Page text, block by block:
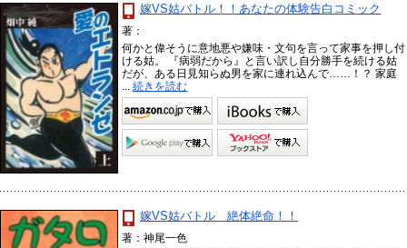
嫁VS姑バトル！！あなたの体験告白コミック
著：
何かと偉そうに意地悪や嫌味・文句を言って家事を押し付
ける姑。 『病弱だから』と言い訳し自分勝手を続ける姑
だが、ある日見知らぬ男を家に連れ込んで……！？ 家庭
...続きを読む
嫁VS姑バトル 絶体絶命！！
著：神尾一色